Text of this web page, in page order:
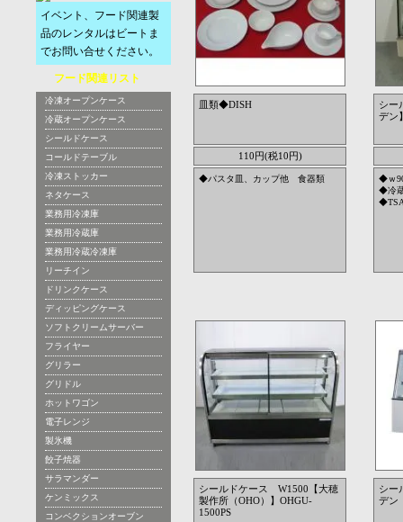
イベント、フード関連製
品のレンタルはビートま
でお問い合せください。
フード関連リスト
冷凍オープンケース
冷蔵オープンケース
シールドケース
コールドテーブル
冷凍ストッカー
ネタケース
業務用冷凍庫
業務用冷蔵庫
業務用冷蔵冷凍庫
リーチイン
ドリンクケース
ディッピングケース
ソフトクリームサーバー
フライヤー
グリラー
グリドル
ホットワゴン
電子レンジ
製氷機
餃子焼器
サラマンダー
ケンミックス
コンベクションオーブン
皿類◆DISH
110円(税10円)
◆パスタ皿、カップ他 食器類
シー
デン
◆ｗ
◆冷
シールドケース W1500【大穂
製作所（OHO）】OHGU-
1500PS
シー
デン